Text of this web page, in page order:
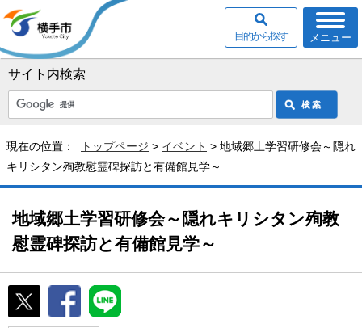
サイト内検索
メニュー
目的から探す
現在の位置： トップページ > イベント > 地域郷土学習研修会～隠れ
キリシタン殉教慰霊碑探訪と有備館見学～
地域郷土学習研修会～隠れキリシタン殉教
慰霊碑探訪と有備館見学～